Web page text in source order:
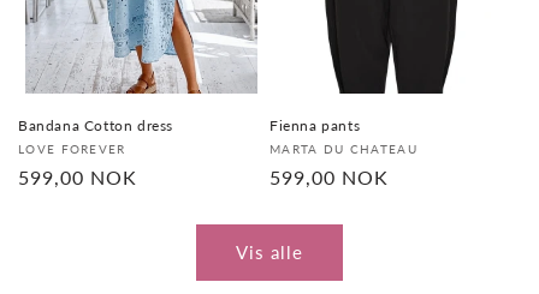
Bandana Cotton dress
Selger:
LOVE FOREVER
Vanlig
599,00 NOK
Fienna pants
Selger:
MARTA DU CHATEAU
Vanlig
599,00 NOK
Vis alle